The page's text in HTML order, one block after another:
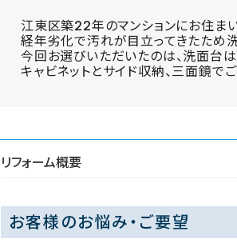
江東区築22年のマンションにお住ま
経年劣化で汚れが目立ってきたため
今回お選びいただいたのは、洗面台は
キャビネットとサイド収納、三面鏡
リフォーム概要
お客様のお悩み・ご要望